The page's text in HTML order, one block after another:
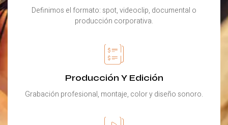
Definimos el formato: spot, videoclip, documental o
producción corporativa.
Producción Y Edición
Grabación profesional, montaje, color y diseño sonoro.